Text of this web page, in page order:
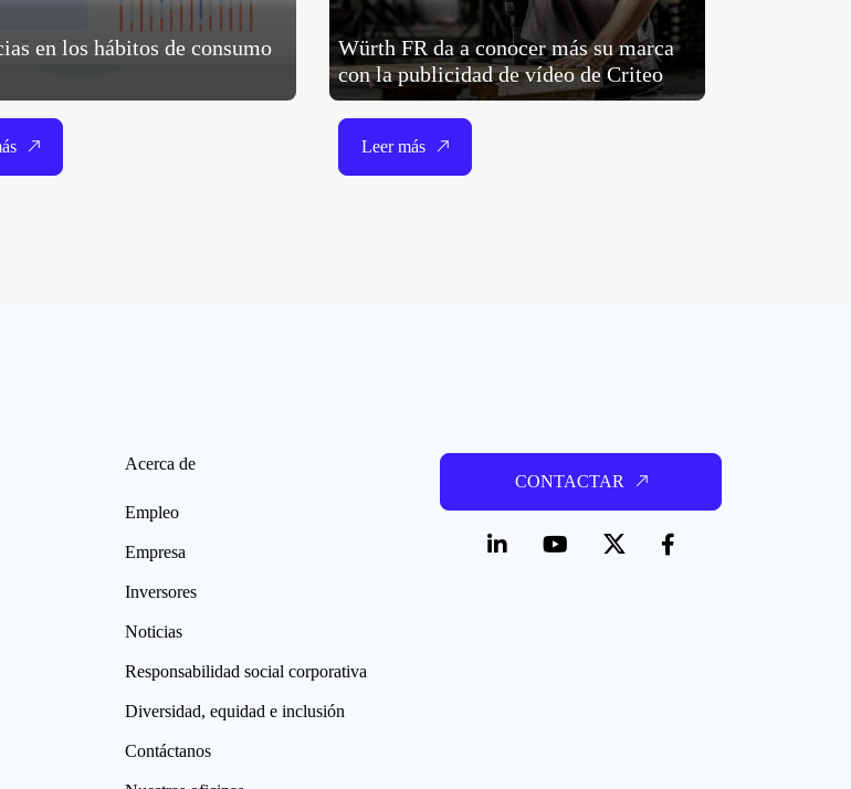
en los hábitos de consumo
Würth FR da a conocer más su marca
con la publicidad de vídeo de Criteo
Leer más
Acerca de
Empleo
Empresa
Inversores
Noticias
Responsabilidad social corporativa
Diversidad, equidad e inclusión
Contáctanos
CONTACTAR